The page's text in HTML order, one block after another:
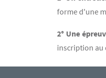
forme d'une
2° Une
inscription au